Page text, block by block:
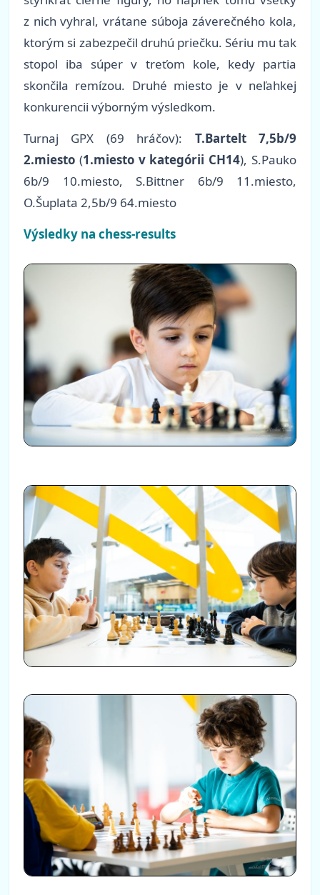
z nich vyhral, vrátane súboja záverečného kola,
ktorým si zabezpečil druhú priečku. Sériu mu tak
stopol iba súper v treťom kole, kedy partia
skončila remízou. Druhé miesto je v neľahkej
konkurencii výborným výsledkom.
Turnaj GPX (69 hráčov): T.Bartelt 7,5b/9
2.miesto (1.miesto v kategórii CH14), S.Pauko
6b/9 10.miesto, S.Bittner 6b/9 11.miesto,
O.Šuplata 2,5b/9 64.miesto
Výsledky na chess-results